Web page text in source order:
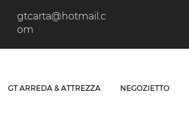
gtcarta@hotmail.c
om
GT ARREDA & ATTREZZA NEGOZIETTO